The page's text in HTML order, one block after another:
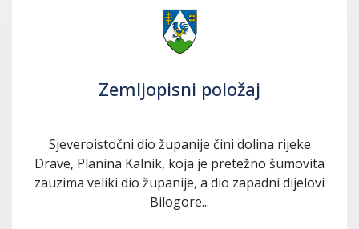
Zemljopisni položaj
Sjeveroistočni dio županije čini dolina rijeke
Drave, Planina Kalnik, koja je pretežno šumovita
zauzima veliki dio županije, a dio zapadni dijelovi
Bilogore...